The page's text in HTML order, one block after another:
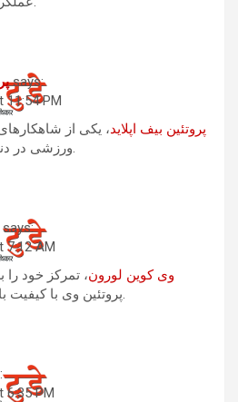
says:
11:54 PM
پروتئین بیف اپلاید، یکی از
ورزشی در دنیای امروز است.
says:
7:12 AM
وی کوین لورون، تمرکز خود را
پروتئین وی با کیفیت بالا گذاشته است.
6:35 PM